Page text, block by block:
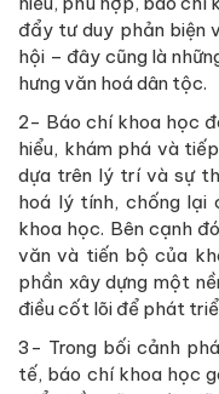
đẩy tư duy phản biện
hội – đây cũng là
hưng văn hoá dân tộc.
2- Báo chí khoa học
hiểu, khám phá và
dựa trên lý trí và sự
hoá lý tính, chống lại
khoa học. Bên cạnh
văn và tiến bộ của
phần xây dựng một
điều cốt lõi để phát
3- Trong bối cảnh
tế, báo chí khoa học